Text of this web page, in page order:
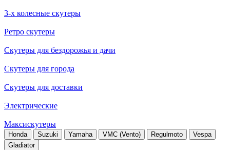
3-х колесные скутеры
Ретро скутеры
Скутеры для бездорожья и дачи
Скутеры для города
Скутеры для доставки
Электрические
Максискутеры
Honda Suzuki Yamaha VMC (Vento) Regulmoto
Vespa
Gladiator